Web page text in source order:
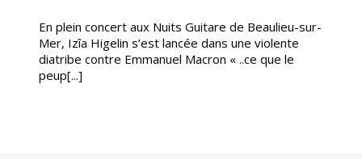
En plein concert aux Nuits Guitare de Beaulieu-sur-
Mer, Izîa Higelin s’est lancée dans une violente
diatribe contre Emmanuel Macron « ..ce que le
peup[...]